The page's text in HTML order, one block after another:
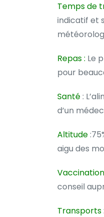
Temps de
indicatif et
Repas : Le
pour
Santé:
d’un
Altitude
aigu des
Vaccination
conseil
Transports